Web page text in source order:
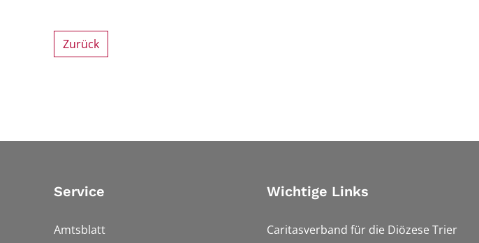
Zurück
Service
Amtsblatt
Wichtige Links
Caritasverband für die Diözese Trier